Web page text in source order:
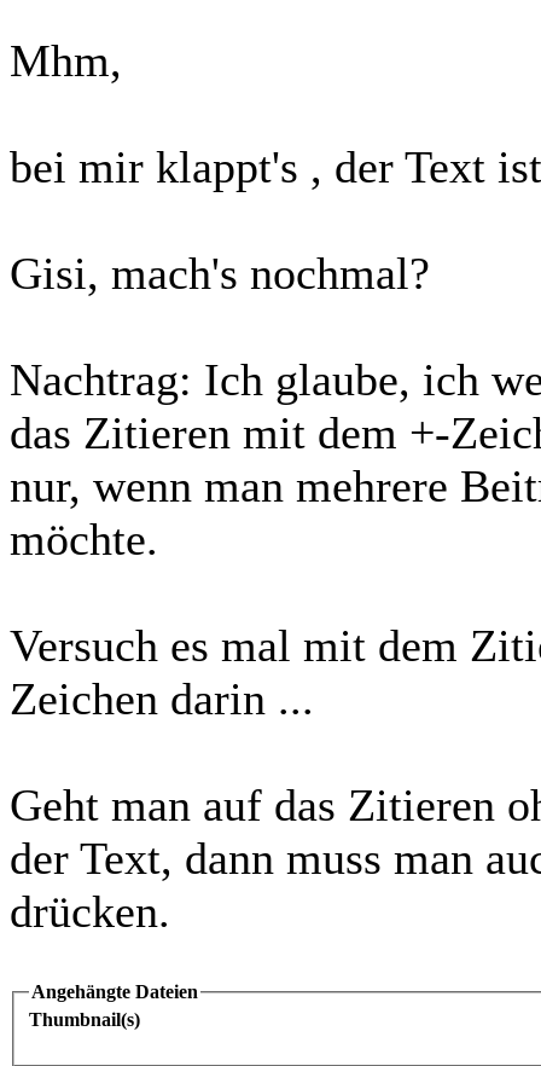
Mhm,
bei mir klappt's , der Text
Gisi, mach's nochmal?
Nachtrag: Ich glaube, ich
das Zitieren mit dem +-
nur, wenn man mehrere
möchte.
Versuch es mal mit dem
Zeichen darin ...
Geht man auf das Zitieren
der Text, dann muss man
drücken.
Angehängte Dateien
Thumbnail(s)